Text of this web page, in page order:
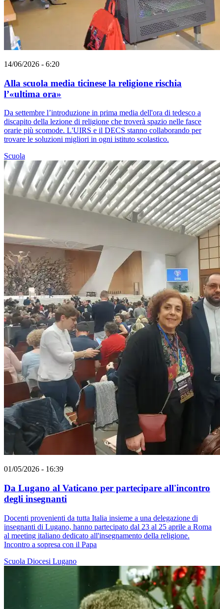
14/06/2026 - 6:20
Alla scuola media ticinese la religione rischia
l’«ultima ora»
Da settembre l’introduzione in prima media dell'ora di tedesco a
discapito della lezione di religione che troverà spazio nelle fasce
orarie più scomode. L'UIRS e il DECS stanno collaborando per
trovare le soluzioni migliori in ogni istituto scolastico.
Scuola
01/05/2026 - 16:39
Da Lugano al Vaticano per partecipare all'incontro
degli insegnanti
Docenti provenienti da tutta Italia insieme a una delegazione di
insegnanti di Lugano, hanno partecipato dal 23 al 25 aprile a Roma
al meeting italiano dedicato all'insegnamento della religione.
Incontro a sopresa con il Papa
Scuola Diocesi Lugano